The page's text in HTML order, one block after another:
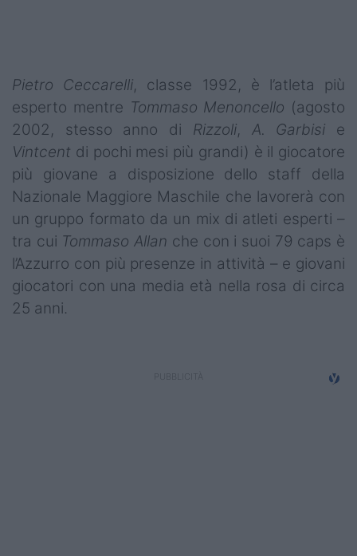
Pietro Ceccarelli, classe 1992, è l’atleta più
esperto mentre Tommaso Menoncello (agosto
2002, stesso anno di Rizzoli, A. Garbisi e
Vintcent di pochi mesi più grandi) è il giocatore
più giovane a disposizione dello staff della
Nazionale Maggiore Maschile che lavorerà con
un gruppo formato da un mix di atleti esperti –
tra cui Tommaso Allan che con i suoi 79 caps è
l’Azzurro con più presenze in attività – e giovani
giocatori con una media età nella rosa di circa
25 anni.